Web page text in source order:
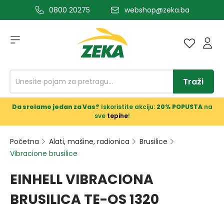
glavni sadržaj0800 20275 webshop@zeka.ba
Traži
Da srolamo jedan za Vas? Iskoristite akciju: 20% POPUSTAna
sve tepihe!
Početna Alati, mašine, radionica
Brusilice
Vibracione brusilice
EINHELL VIBRACIONA
BRUSILICA TE-OS 1320